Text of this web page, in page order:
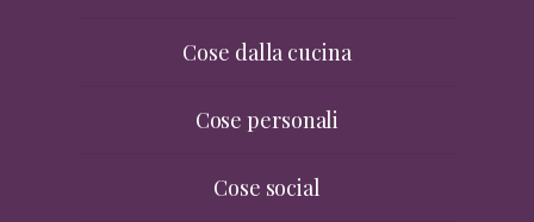
Cose dalla cucina
Cose personali
Cose social